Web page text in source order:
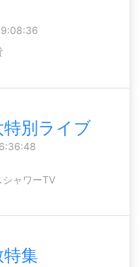
特別ライブ
シャワーTV
集